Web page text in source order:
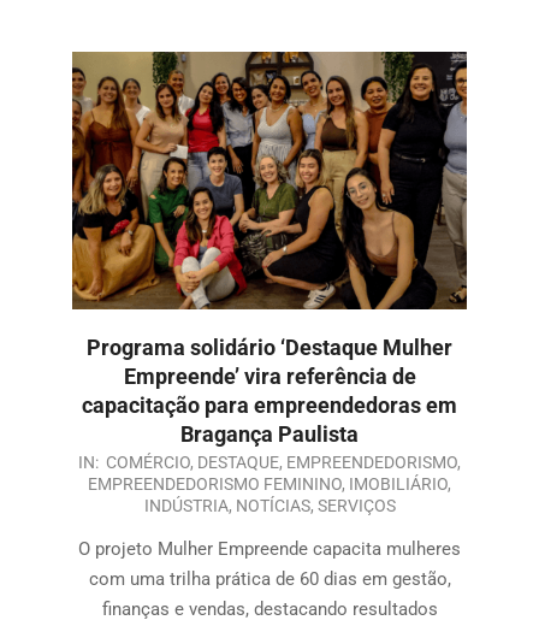
Programa solidário ‘Destaque Mulher
Empreende’ vira referência de
capacitação para empreendedoras em
Bragança Paulista
IN: COMÉRCIO, DESTAQUE, EMPREENDEDORISMO,
EMPREENDEDORISMO FEMININO, IMOBILIÁRIO,
INDÚSTRIA, NOTÍCIAS, SERVIÇOS
O projeto Mulher Empreende capacita mulheres
com uma trilha prática de 60 dias em gestão,
finanças e vendas, destacando resultados